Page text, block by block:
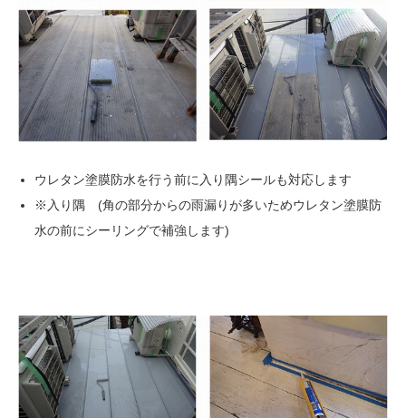
ウレタン塗膜防水を行う前に入り隅シールも対応します
※入り隅 (角の部分からの雨漏りが多いためウレタン塗膜防
水の前にシーリングで補強します)